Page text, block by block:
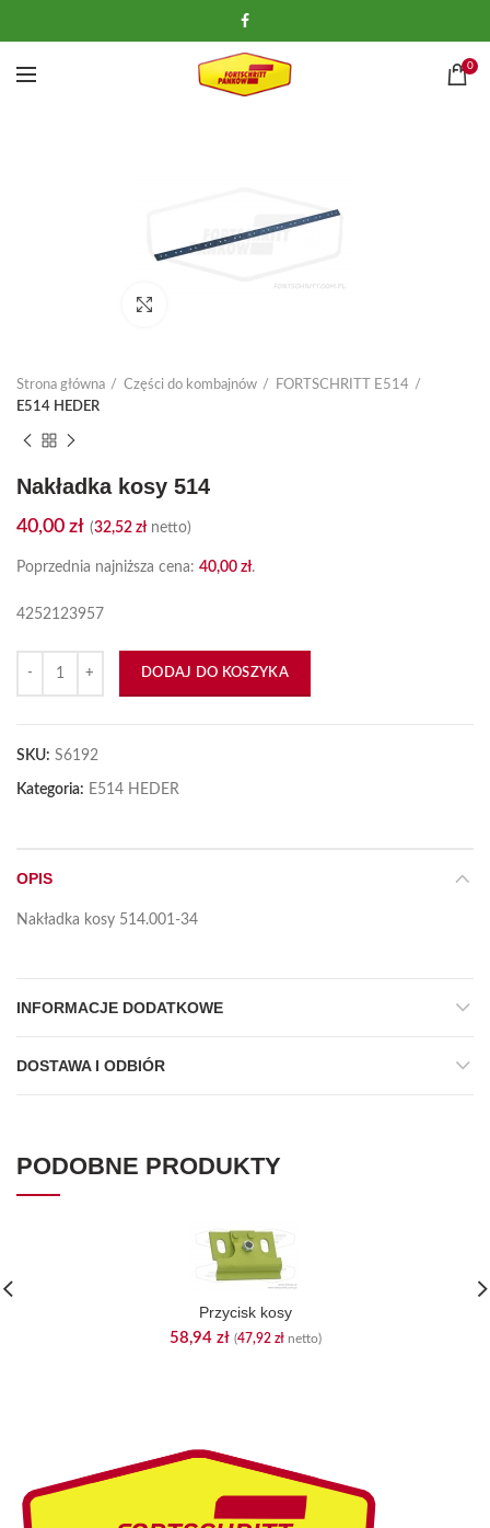
0
Strona główna Części do kombajnów
FORTSCHRITT E514
E514 HEDER
Nakładka kosy 514
40,00 zł (32,52 złnetto)
Poprzednia najniższa cena: 40,00 zł.
4252123957
DODAJ DO KOSZYKA
SKU: S6192
Kategoria: E514 HEDER
OPIS
Nakładka kosy 514.001-34
INFORMACJE DODATKOWE
DOSTAWA I ODBIÓR
PODOBNE PRODUKTY
Przycisk kosy
58,94 zł (47,92 złnetto)